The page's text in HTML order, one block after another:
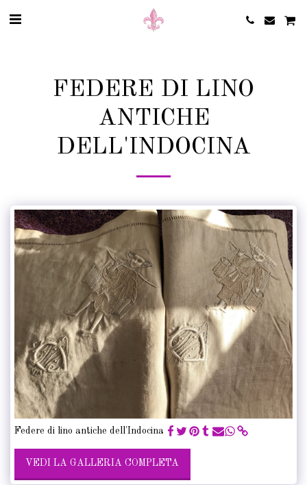
FEDERE DI LINO
ANTICHE
DELL'INDOCINA
Federe di lino antiche dell'Indocina
VEDI LA GALLERIA COMPLETA